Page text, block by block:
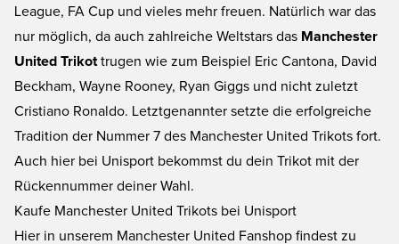
League, FA Cup und vieles mehr freuen. Natürlich war das
nur möglich, da auch zahlreiche Weltstars das Manchester
United Trikot trugen wie zum Beispiel Eric Cantona, David
Beckham, Wayne Rooney, Ryan Giggs und nicht zuletzt
Cristiano Ronaldo. Letztgenannter setzte die erfolgreiche
Tradition der Nummer 7 des Manchester United Trikots fort.
Auch hier bei Unisport bekommst du dein Trikot mit der
Rückennummer deiner Wahl.
Kaufe Manchester United Trikots bei Unisport
Hier in unserem Manchester United Fanshop findest zu